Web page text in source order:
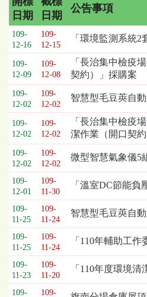
招
標
採
購
列
表，
欄
位
依
序
為：
開
標
日
期、
截
標
日
期、
公
告
事
日期
日期
公告事項
109-
12-16
109-
12-15
「環境監測系統2
109-
12-09
109-
12-08
「長治集中檢疫
契約）」採購案
109-
12-02
109-
12-02
智慧型毛豆莢自
109-
12-02
109-
12-02
「長治集中檢疫
潔作業（開口契
109-
12-02
109-
12-02
微型智慧氣象儀5
109-
12-01
109-
11-30
「溫室DC節能負
109-
11-25
109-
11-24
智慧型毛豆莢自
109-
11-25
109-
11-24
「110年輔助工
109-
11-23
109-
11-20
「110年度環境
109-
109-